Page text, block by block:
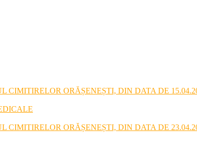
CIMITIRELOR ORĂȘENEȘTI, DIN DATA DE
CIMITIRELOR ORĂȘENEȘTI, DIN DATA DE